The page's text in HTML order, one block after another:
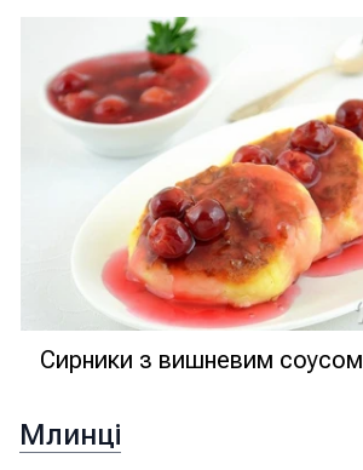
Сирники з вишневим соусом
Млинці